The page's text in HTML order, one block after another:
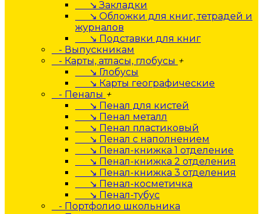
↘ Закладки
↘ Обложки для книг, тетрадей и
журналов
↘ Подставки для книг
- Выпускникам
- Карты, атласы, глобусы +
↘ Глобусы
↘ Карты географические
- Пеналы +
↘ Пенал для кистей
↘ Пенал металл
↘ Пенал пластиковый
↘ Пенал с наполнением
↘ Пенал-книжка 1 отделение
↘ Пенал-книжка 2 отделения
↘ Пенал-книжка 3 отделения
↘ Пенал-косметичка
↘ Пенал-тубус
- Портфолио школьника